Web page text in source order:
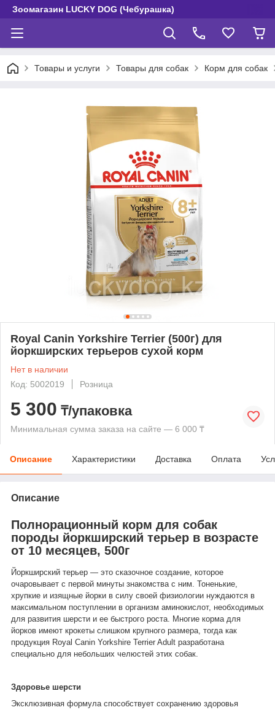
Зоомагазин LUCKY DOG (Чебурашка)
Товары и услуги Товары для собак Корм для собак
Royal Canin Yorkshire Terrier (500г) для
йоркширских терьеров сухой корм
Нет в наличии
Код: 5002019
Розница
5 300 ₸/упаковка
Минимальная сумма заказа на сайте — 6 000 ₸
Описание Характеристики Доставка Оплата
Описание
Полнорационный корм для собак
породы йоркширский терьер в возрасте
от 10 месяцев, 500г
Йоркширский терьер — это сказочное создание, которое
очаровывает с первой минуты знакомства с ним. Тоненькие,
хрупкие и изящные йорки в силу своей физиологии нуждаются в
максимальном поступлении в организм аминокислот, необходимых
для развития шерсти и ее быстрого роста. Многие корма для
йорков имеют крокеты слишком крупного размера, тогда как
продукция Royal Canin Yorkshire Terrier Adult разработана
специально для небольших челюстей этих собак.
Здоровье шерсти
Эксклюзивная формула способствует сохранению здоровья